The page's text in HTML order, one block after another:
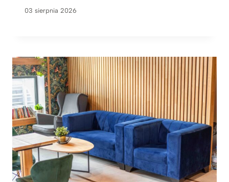
03 sierpnia 2026